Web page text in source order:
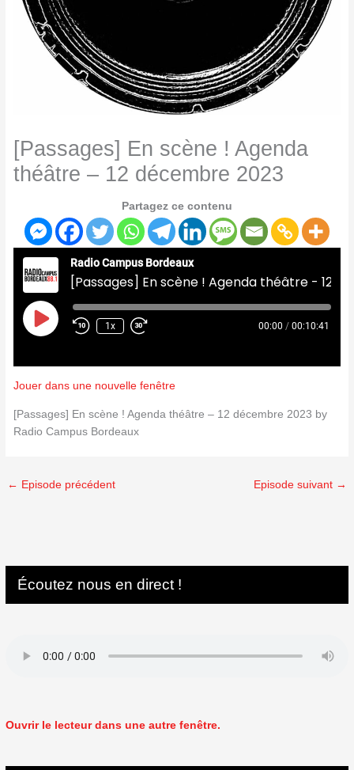
[Passages] En scène ! Agenda
théâtre – 12 décembre 2023
Partagez ce contenu
Radio Campus Bordeaux
Play
Episode
1x 00:00 / 00:10:41
Jouer dans une nouvelle fenêtre
[Passages] En scène ! Agenda théâtre – 12 décembre 2023 by
Radio Campus Bordeaux
← Episode précédent Episode suivant →
Écoutez nous en direct !
Ouvrir le lecteur dans une autre fenêtre.